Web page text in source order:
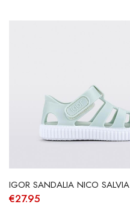
IGOR SANDALIA NICO SALVIA
€27.95